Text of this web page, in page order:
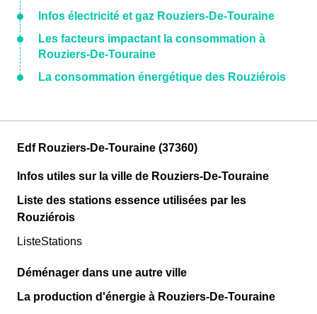
Infos électricité et gaz Rouziers-De-Touraine
Les facteurs impactant la consommation à
Rouziers-De-Touraine
La consommation énergétique des Rouziérois
Edf Rouziers-De-Touraine (37360)
Infos utiles sur la ville de Rouziers-De-Touraine
Liste des stations essence utilisées par les
Rouziérois
ListeStations
Déménager dans une autre ville
La production d'énergie à Rouziers-De-Touraine